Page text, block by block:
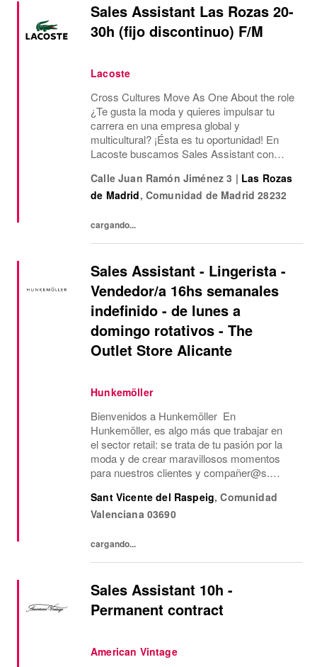
Sales Assistant Las Rozas 20-
30h (fijo discontinuo) F/M
Lacoste
Cross Cultures Move As One About the role
¿Te gusta la moda y quieres impulsar tu
carrera en una empresa global y
multicultural? ¡Ésta es tu oportunidad! En
Lacoste buscamos Sales Assistant con
tienda Outlet de Las Rozas Village.¿Qué
ofrecemos? Jornada...
Calle Juan Ramón Jiménez 3 | Las Rozas
de Madrid, Comunidad de Madrid 28232
cargando...
Sales Assistant - Lingerista -
Vendedor/a 16hs semanales
indefinido - de lunes a
domingo rotativos - The
Outlet Store Alicante
Hunkemöller
Bienvenidos a Hunkemöller En
Hunkemöller, es algo más que trabajar en
el sector retail: se trata de tu pasión por la
moda y de crear maravillosos momentos
para nuestros clientes y compañer@s.
inspirador en el que todos se sienten
bienvenidos y se comparten...
Sant Vicente del Raspeig,Comunidad
Valenciana 03690
cargando...
Sales Assistant 10h -
Permanent contract
American Vintage